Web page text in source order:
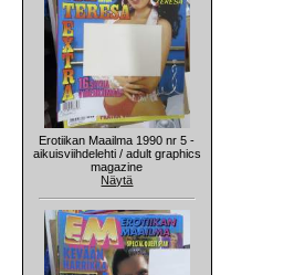
Erotiikan Maailma 1990 nr 5 -
aikuisviihdelehti / adult graphics
magazine
Näytä